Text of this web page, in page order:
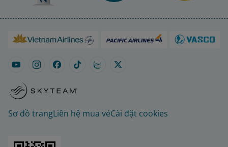
Sơ đồ trangLiên hệ mua véCài đặt cookies